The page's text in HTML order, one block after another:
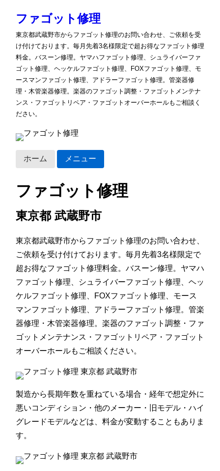
ファゴット修理
東京都武蔵野市からファゴット修理のお問い合わせ、ご依頼を受
け付けております。毎月先着3名様限定で超お得なファゴット修理
料金。バスーン修理。ヤマハファゴット修理、シュライバーファ
ゴット修理、ヘッケルファゴット修理、FOXファゴット修理、モ
ースマンファゴット修理、アドラーファゴット修理。管楽器修
理・木管楽器修理。楽器のファゴット調整・ファゴットメンテナ
ンス・ファゴットリペア・ファゴットオーバーホールもご相談く
ださい。
ホーム メニュー
ファゴット修理
東京都 武蔵野市
東京都武蔵野市からファゴット修理のお問い合わせ、
ご依頼を受け付けております。毎月先着3名様限定で
超お得なファゴット修理料金。バスーン修理。ヤマハ
ファゴット修理、シュライバーファゴット修理、ヘッ
ケルファゴット修理、FOXファゴット修理、モース
マンファゴット修理、アドラーファゴット修理。管楽
器修理・木管楽器修理。楽器のファゴット調整・ファ
ゴットメンテナンス・ファゴットリペア・ファゴット
オーバーホールもご相談ください。
製造から長期年数を重ねている場合・経年で想定外に
悪いコンディション・他のメーカー・旧モデル・ハイ
グレードモデルなどは、料金が変動することもありま
す。